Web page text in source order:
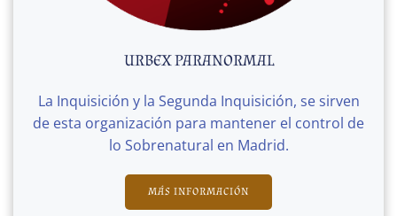
URBEX PARANORMAL
La Inquisición y la Segunda Inquisición, se sirven
de esta organización para mantener el control de
lo Sobrenatural en Madrid.
MÁS INFORMACIÓN